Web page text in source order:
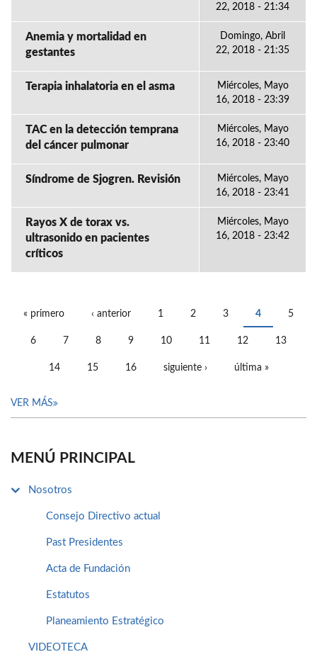
22, 2018 - 21:34
Anemia y mortalidad en
gestantes
Domingo, Abril
22, 2018 - 21:35
Terapia inhalatoria en el asma
Miércoles, Mayo
16, 2018 - 23:39
TAC en la detección temprana
del cáncer pulmonar
Miércoles, Mayo
16, 2018 - 23:40
Síndrome de Sjogren. Revisión
Miércoles, Mayo
16, 2018 - 23:41
Rayos X de torax vs.
ultrasonido en pacientes
críticos
Miércoles, Mayo
16, 2018 - 23:42
« primero ‹ anterior 1 2 3 4 5
6 7 8 9 10 11 12 13
14 15 16 siguiente › última »
VER MÁS
MENÚ PRINCIPAL
Nosotros
Consejo Directivo actual
Past Presidentes
Acta de Fundación
Estatutos
Planeamiento Estratégico
VIDEOTECA